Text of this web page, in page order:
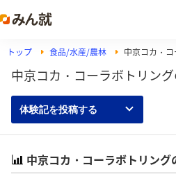
トップ 食品/水産/農林 中京コカ・
中京コカ・コーラボトリン
体験記を投稿する
中京コカ・コーラボトリング